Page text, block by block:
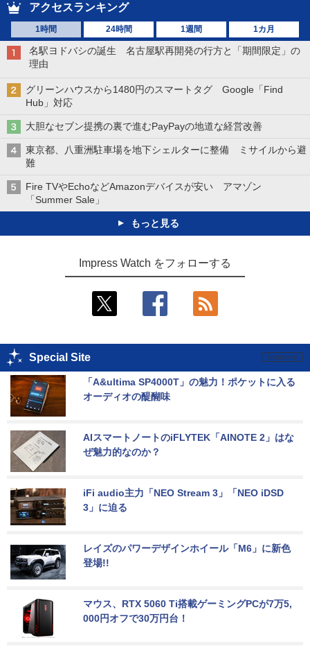
アクセスランキング
1時間 24時間 1週間 1カ月
名駅ヨドバシの誕生 名古屋駅再開発の行方と「期間限定」の
理由
グリーンハウスから1480円のスマートタグ Google「Find
Hub」対応
大胆なセブン提携の裏で進むPayPayの地道な経営改善
東京都、八重洲駐車場を地下シェルターに整備 ミサイルから避
難
Fire TVやEchoなどAmazonデバイスが安い アマゾン
「Summer Sale」
もっと見る
Impress Watch をフォローする
Special Site
「A&ultima SP4000T」の魅力！ポケットに入る
オーディオの醍醐味
AIスマートノートのiFLYTEK「AINOTE 2」はな
ぜ魅力的なのか？
iFi audio主力「NEO Stream 3」「NEO iDSD
3」に迫る
レイズのパワーデザインホイール「M6」に新色
登場!!
マウス、RTX 5060 Ti搭載ゲーミングPCが7万5,
000円オフで30万円台！